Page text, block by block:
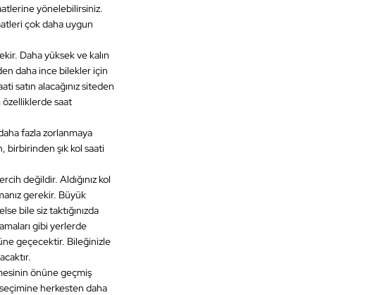
yönelebilirsiniz.
çok daha uygun
Daha yüksek ve kalın
daha ince bilekler için
satın alacağınız siteden
özelliklerde saat
fazla zorlanmaya
şık kol saati
değildir. Aldığınız kol
gerekir. Büyük
bile siz taktığınızda
gibi yerlerde
geçecektir. Bileğinizle
önüne geçmiş
herkesten daha